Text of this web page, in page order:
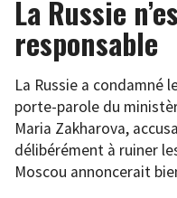
La Russie
responsable
La Russie a condamné
porte-parole du
Maria Zakharova,
délibérément à ruiner
Moscou annoncerait